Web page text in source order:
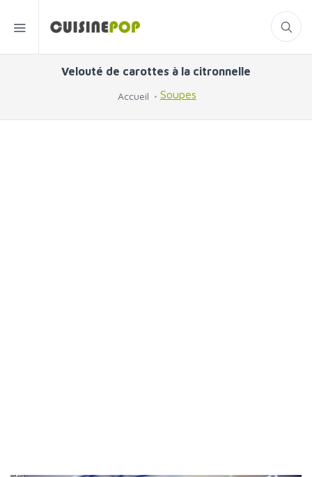
Velouté de carottes à la citronnelle
Accueil Soupes